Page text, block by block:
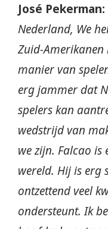
José Pekerman:
Nederland, We
Zuid-Amerikanen
manier van
erg jammer dat
spelers kan
wedstrijd van
we zijn. Falcao is
wereld. Hij is erg
ontzettend veel
ondersteunt. Ik